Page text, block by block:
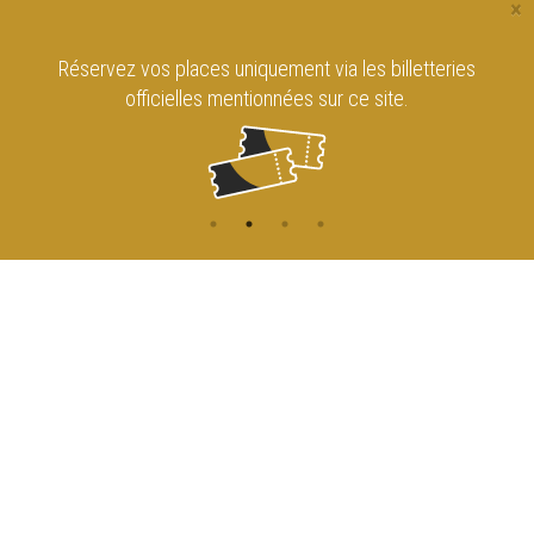
×
Réservez vos places uniquement via les billetteries
officielles mentionnées sur ce site.